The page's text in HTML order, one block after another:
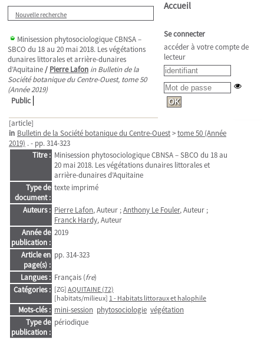
Nouvelle recherche
Minisession phytosociologique CBNSA –
SBCO du 18 au 20 mai 2018. Les végétations
dunaires littorales et arrière-dunaires
d’Aquitaine/ Pierre Lafon in Bulletin de la
Société botanique du Centre-Ouest, tome 50
(Année 2019)
Public
[article]
in Bulletin de la Société botanique du Centre-Ouest>tome 50 (Année
2019) . - pp. 314-323
Titre : Minisession phytosociologique CBNSA – SBCO du 18 au
20 mai 2018. Les végétations dunaires littorales et
arrière-dunaires d’Aquitaine
Type de
document :
texte imprimé
Auteurs : Pierre Lafon, Auteur ;Anthony Le Fouler, Auteur ;
Franck Hardy, Auteur
Année de
publication :
2019
Article en
page(s) :
pp. 314-323
Langues : Français (fre)
Catégories : [ZG] AQUITAINE (72)
[habitats/milieux] 1 - Habitats littoraux et halophile
Mots-clés : mini-session phytosociologie végétation
Type de
publication :
périodique
Accueil
Se connecter
accéder à votre compte de
lecteur